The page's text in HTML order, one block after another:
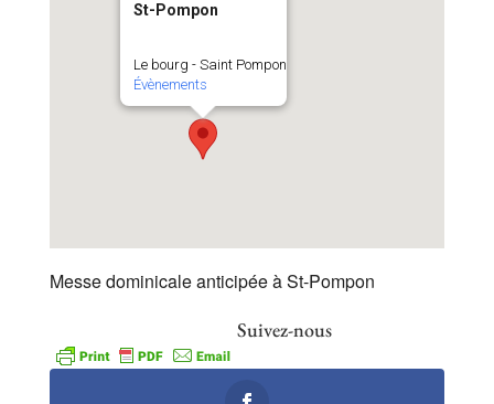
St-Pompon
Le bourg - Saint Pompon
Évènements
Messe dominicale anticipée à St-Pompon
Suivez-nous